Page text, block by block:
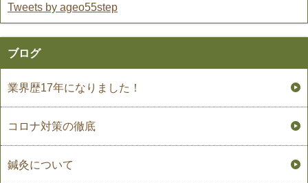
Tweets by ageo55step
ブログ
業界歴17年になりました！
コロナ対策の徹底
鍼灸について